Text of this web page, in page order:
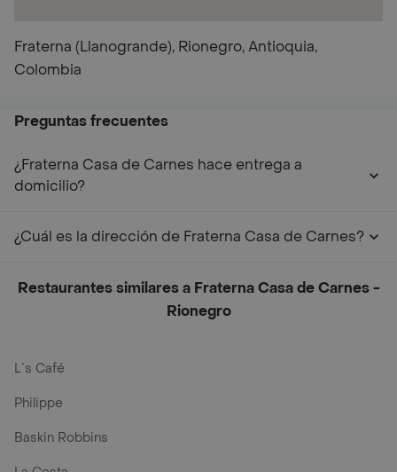
Fraterna (Llanogrande), Rionegro, Antioquia,
Colombia
Preguntas frecuentes
¿Fraterna Casa de Carnes hace entrega a
domicilio?
¿Cuál es la dirección de Fraterna Casa de Carnes?
Restaurantes similares a Fraterna Casa de Carnes -
Rionegro
L´s Café
Philippe
Baskin Robbins